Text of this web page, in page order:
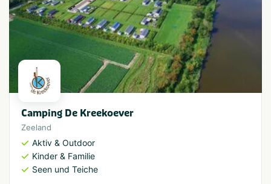
Camping De Kreekoever
Zeeland
Aktiv & Outdoor
Kinder & Familie
Seen und Teiche